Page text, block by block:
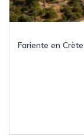
Fariente en